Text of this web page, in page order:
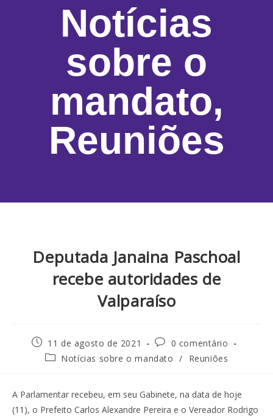
Notícias
sobre o
mandato,
Reuniões
Deputada Janaina Paschoal
recebe autoridades de
Valparaíso
11 de agosto de 2021
0 comentário
Notícias sobre o mandato / Reuniões
A Parlamentar recebeu, em seu Gabinete, na data de hoje
(11), o Prefeito Carlos Alexandre Pereira e o Vereador Rodrigo